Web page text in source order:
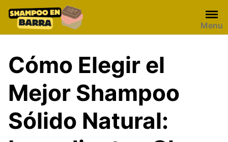
content
Menu
Cómo Elegir el
Mejor Shampoo
Sólido Natural: